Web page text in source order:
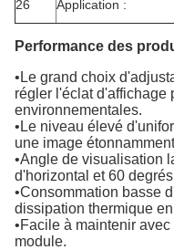
26 Application :
Performance des
•Le grand choix
régler l'éclat d'affichage
environnementales.
•Le niveau élevé
une image
•Angle de visualisation
d'horizontal et 60
•Consommation basse
dissipation thermique
•Facile à maintenir
module.